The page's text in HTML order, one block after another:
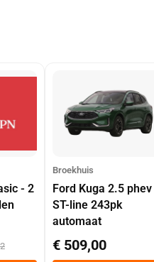
- 2
Broekhuis
Ford Kuga 2.5 phev
ST-line 243pk
automaat
€ 509,00